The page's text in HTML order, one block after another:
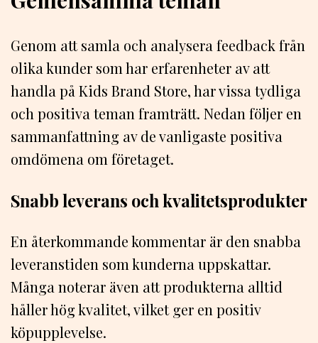
Genom att samla och analysera feedback från
olika kunder som har erfarenheter av att
handla på Kids Brand Store, har vissa tydliga
och positiva teman framträtt. Nedan följer en
sammanfattning av de vanligaste positiva
omdömena om företaget.
Snabb leverans och kvalitetsprodukter
En återkommande kommentar är den snabba
leveranstiden som kunderna uppskattar.
Många noterar även att produkterna alltid
håller hög kvalitet, vilket ger en positiv
köpupplevelse.